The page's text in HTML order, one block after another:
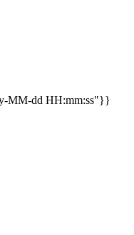
MM-dd HH:mm:ss"}}